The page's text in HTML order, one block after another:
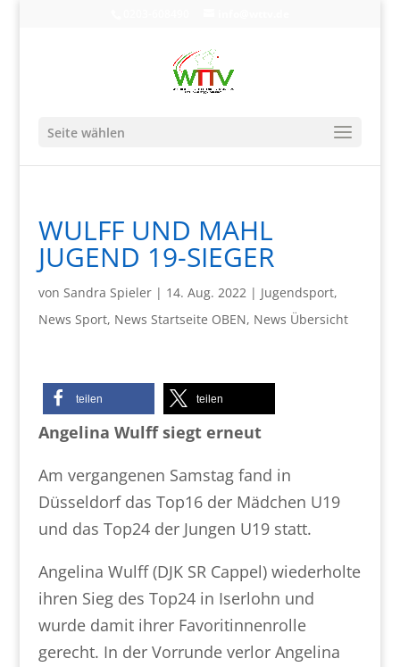
Seite wählen
WULFF UND MAHL
JUGEND 19-SIEGER
von Sandra Spieler| 14. Aug. 2022| Jugendsport,
News Sport, News Startseite OBEN, News Übersicht
teilen teilen
Angelina Wulff siegt erneut
Am vergangenen Samstag fand in
Düsseldorf das Top16 der Mädchen U19
und das Top24 der Jungen U19 statt.
Angelina Wulff (DJK SR Cappel) wiederholte
ihren Sieg des Top24 in Iserlohn und
wurde damit ihrer Favoritinnenrolle
gerecht. In der Vorrunde verlor Angelina